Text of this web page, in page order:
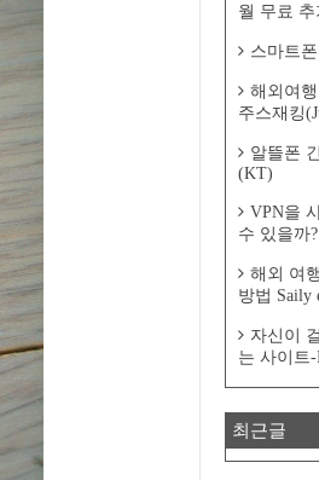
월 무료 추
스마트
해외여
주스재킹
알뜰폰
(KT)
VPN을
수 있을까?
해외 여
방법 Saily
자신이
는 사이트-
최근글